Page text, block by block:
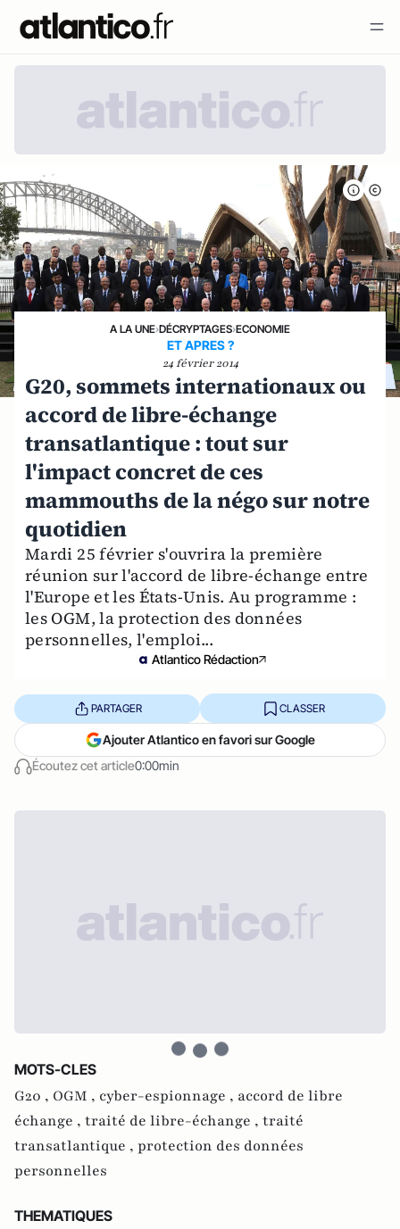
A LA UNE›DÉCRYPTAGES›ECONOMIE
ET APRES ?
24 février 2014
G20, sommets internationaux ou
accord de libre-échange
transatlantique : tout sur
l'impact concret de ces
mammouths de la négo sur notre
quotidien
Mardi 25 février s'ouvrira la première
réunion sur l'accord de libre-échange entre
l'Europe et les États-Unis. Au programme :
les OGM, la protection des données
personnelles, l'emploi...
Atlantico Rédaction
Écoutez cet article0:00min
PARTAGER CLASSER
Ajouter Atlantico en favori sur Google
MOTS-CLES
G20 , OGM , cyber-espionnage , accord de libre
échange , traité de libre-échange , traité
transatlantique , protection des données
personnelles
THEMATIQUES